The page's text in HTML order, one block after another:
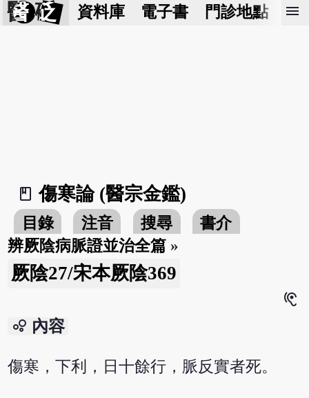
醫 砭 資料庫 電子書 門診地點 預
menu
book_2
傷寒論 (醫宗金鑑)
目錄 注音 搜尋
書介
辨厥陰病脈證並治全篇 »
厥陰27/宋本厥陰369
hearing
bubble_chart 內容
傷寒，下利，日十餘行，脈反實者死。